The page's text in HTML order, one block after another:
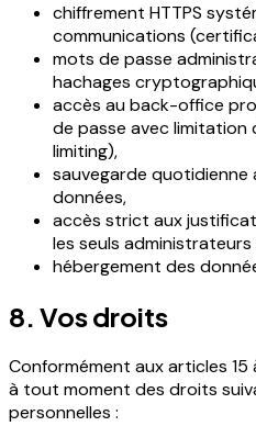
chiffrement HTTPS
communications
mots de passe
hachages
accès au back-office
de passe avec
limiting),
sauvegarde quotidienne
données,
accès strict aux
les seuls
hébergement des
8. Vos droits
Conformément aux articles 15
à tout moment des droits
personnelles :